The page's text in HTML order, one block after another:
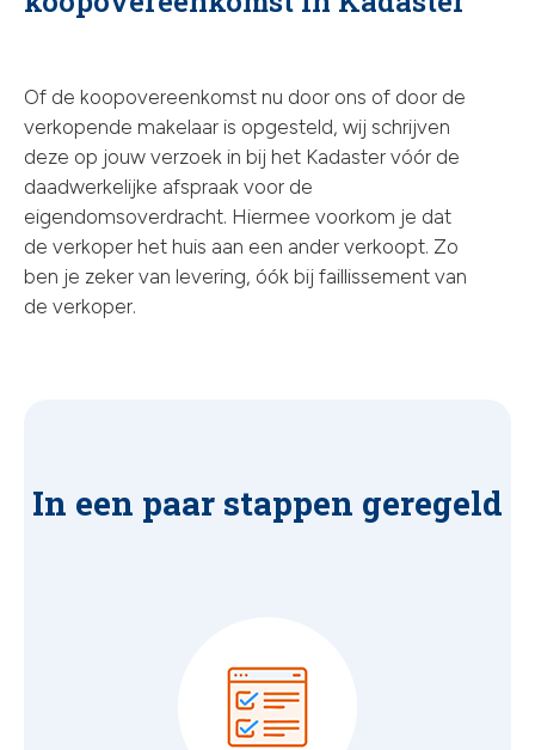
Of de koopovereenkomst nu door ons of door de
verkopende makelaar is opgesteld, wij schrijven
deze op jouw verzoek in bij het Kadaster vóór de
daadwerkelijke afspraak voor de
eigendomsoverdracht. Hiermee voorkom je dat
de verkoper het huis aan een ander verkoopt. Zo
ben je zeker van levering, óók bij faillissement van
de verkoper.
In een paar stappen geregeld